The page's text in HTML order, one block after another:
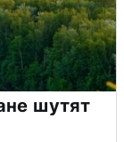
шутят